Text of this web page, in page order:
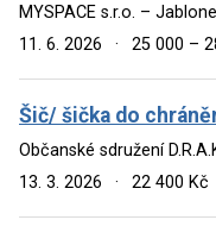
MYSPACE s.r.o. –
11. 6. 2026
· 25 000 –
Šič/ šička do
Občanské sdružení
13. 3. 2026
· 22 400 Kč